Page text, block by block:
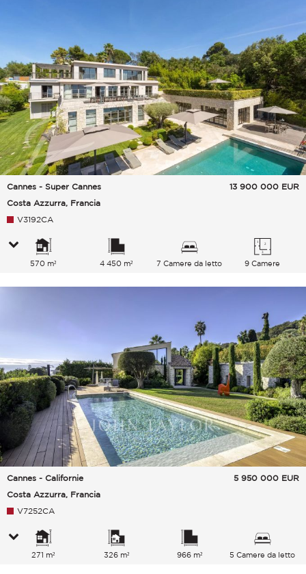
Cannes - Super Cannes
Costa Azzurra, Francia
13 900 000 EUR
V3192CA
570 m² 4 450 m² 7 Camere da letto 9 Camere
Cannes - Californie
Costa Azzurra, Francia
5 950 000 EUR
V7252CA
271 m² 326 m² 966 m² 5 Camere da letto